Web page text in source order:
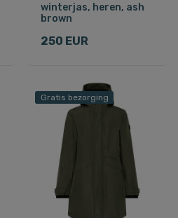
winterjas, heren, ash
brown
250 EUR
Gratis bezorging